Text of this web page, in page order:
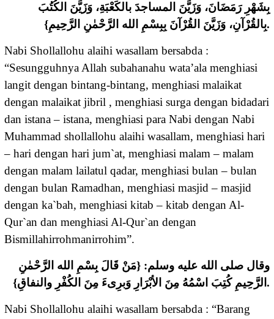
بِشَهْرِ رَمَضَانَ، وَزَيَّنَ المساجدَ بالكَعْبَةِ، وَزَيَّنَ الكُتُبَ
بِالقُرْآنِ، وَزَيَّنَ القُرْآنَ بِبِسْمِ الله الرَّحْمٰنِ الرَّحِيمِ}.
Nabi Shollallohu alaihi wasallam bersabda :
“Sesungguhnya Allah subahanahu wata’ala menghiasi
langit dengan bintang-bintang, menghiasi malaikat
dengan malaikat jibril , menghiasi surga dengan bidadari
dan istana – istana, menghiasi para Nabi dengan Nabi
Muhammad shollallohu alaihi wasallam, menghiasi hari
– hari dengan hari jum`at, menghiasi malam – malam
dengan malam lailatul qadar, menghiasi bulan – bulan
dengan bulan Ramadhan, menghiasi masjid – masjid
dengan ka`bah, menghiasi kitab – kitab dengan Al-
Qur`an dan menghiasi Al-Qur`an dengan
Bismillahirrohmanirrohim”.
وقال صلى الله عليه وسلم: {مَنْ قَالَ بِسْمِ الله الرَّحْمٰنِ
الرَّحِيمِ كُتِبَ اسْمُهُ مِنَ الأبْرَارِ وَبرِىءَ مِنَ الكُفْرِ والنفاقِ}.
Nabi Shollallohu alaihi wasallam bersabda : “Barang